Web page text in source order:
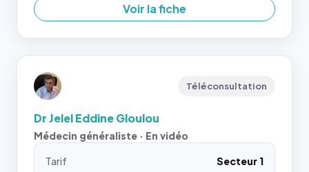
Voir la fiche
Téléconsultation
Dr Jelel Eddine Gloulou
Médecin généraliste · En vidéo
Tarif
Secteur 1